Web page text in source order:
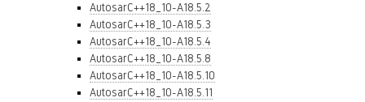
AutosarC++18_10-A18.5.2
AutosarC++18_10-A18.5.3
AutosarC++18_10-A18.5.4
AutosarC++18_10-A18.5.8
AutosarC++18_10-A18.5.10
AutosarC++18_10-A18.5.11